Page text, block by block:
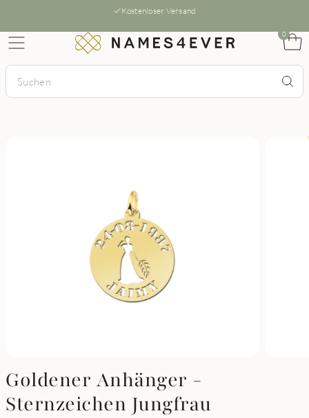
Kostenloser Versand
0
Goldener Anhänger -
Sternzeichen Jungfrau